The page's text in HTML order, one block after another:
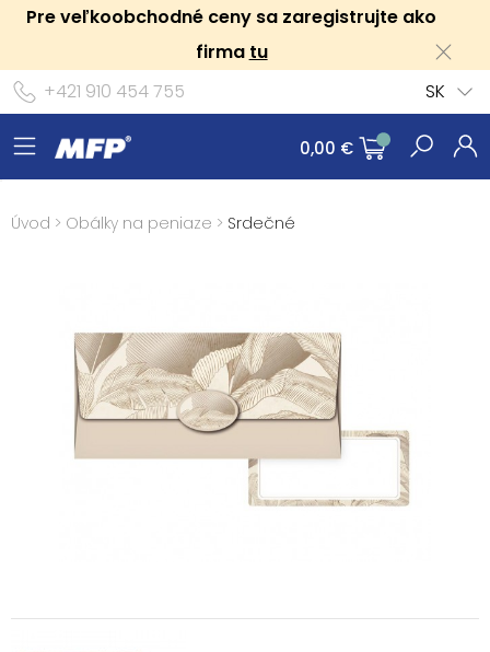
Pre veľkoobchodné ceny sa zaregistrujte ako
firma tu
+421 910 454 755
SK
0,00 €
Úvod > Obálky na peniaze > Srdečné